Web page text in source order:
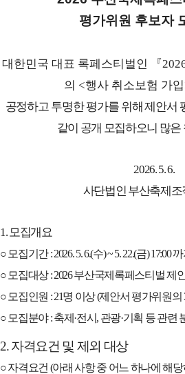
평가위원 후보자
대한민국 대표 록페스티벌인 『
의 <행사 취소보험 가입
공정하고 투명한 평가를 위해 제안서
같이 공개 모집하오니 많은
2026. 5. 6.
사단법인 부산축제조
1. 모집개요
○ 모집기간: 2026. 5. 6.(수) ~ 5. 22.(금) 17:00까
○ 모집대상: 2026부산국제록페스티벌 제
○ 모집인원 : 21명 이상(제안서 평가위원의
○ 모집분야:축제 ·전시 , 관광·기획 등 관련
2.자격요건 및 제외 대상
○자격요건 (아래 사항 중 어느 하나에 해